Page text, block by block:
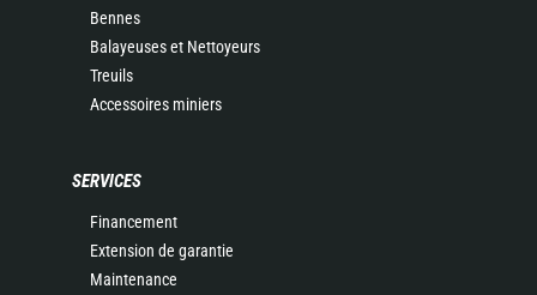
Bennes
Balayeuses et Nettoyeurs
Treuils
Accessoires miniers
SERVICES
Financement
Extension de garantie
Maintenance